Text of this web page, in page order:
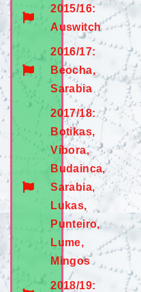
2015/16:
Auswitch
2016/17:
Beocha,
Sarabia
2017/18:
Botikas,
Víbora,
Budainca,
Sarabia,
Lukas,
Punteiro,
Lume,
Mingos
2018/19: